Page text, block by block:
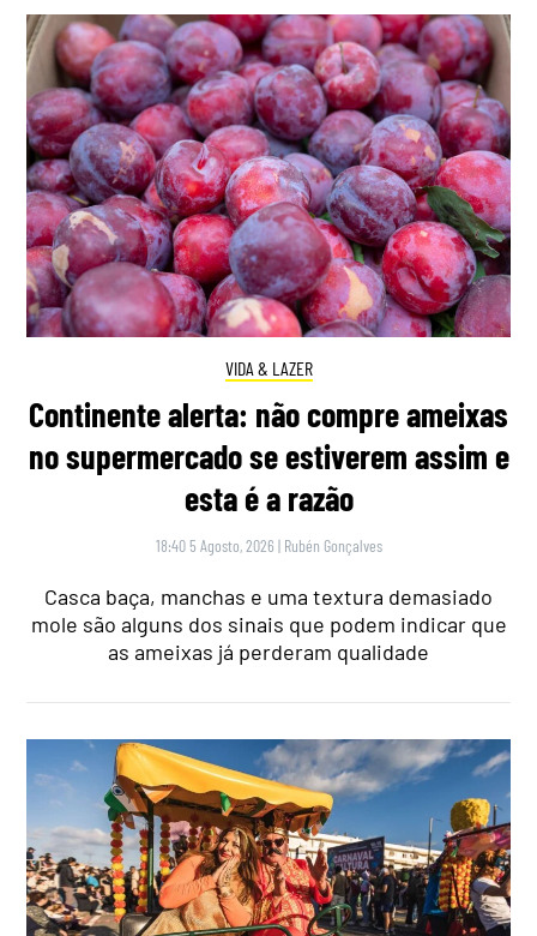
VIDA & LAZER
Continente alerta: não compre ameixas
no supermercado se estiverem assim e
esta é a razão
18:40 5 Agosto, 2026 | Rubén Gonçalves
Casca baça, manchas e uma textura demasiado
mole são alguns dos sinais que podem indicar que
as ameixas já perderam qualidade